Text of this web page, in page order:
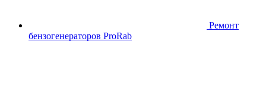
Ремонт
бензогенераторов ProRab